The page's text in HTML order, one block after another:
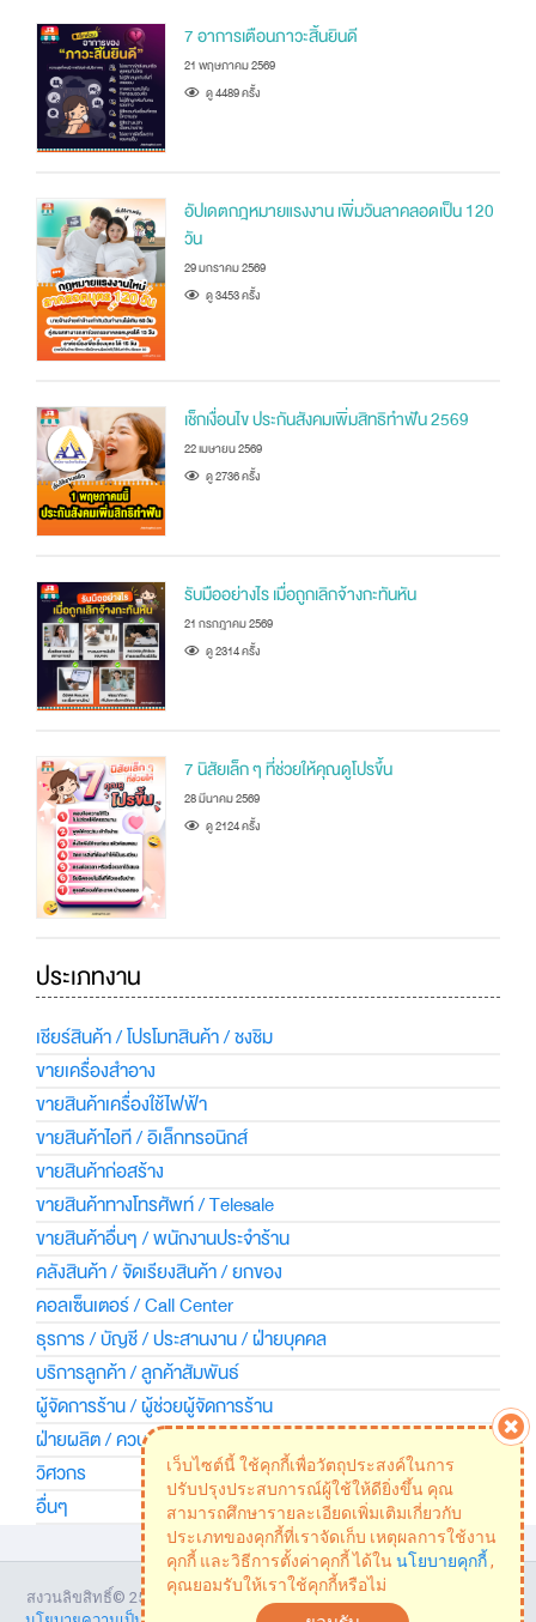
เว็บไซต์นี้ ใช้คุกกี้เพื่อวัตถุประสงค์ในการ
ปรับปรุงประสบการณ์ผู้ใช้ให้ดียิ่งขึ้น คุณ
สามารถศึกษารายละเอียดเพิ่มเติมเกี่ยวกับ
ประเภทของคุกกี้ที่เราจัดเก็บ เหตุผลการใช้งาน
คุกกี้ และวิธีการตั้งค่าคุกกี้ ได้ใน นโยบายคุกกี้,
คุณยอมรับให้เราใช้คุกกี้หรือไม่
7 อาการเตือนภาวะสิ้นยินดี
21 พฤษภาคม 2569
ดู 4489 ครัั้ง
อัปเดตกฎหมายแรงงาน เพิ่มวันลาคลอดเป็น 120
วัน
29 มกราคม 2569
ดู 3453 ครัั้ง
เช็กเงื่อนไข ประกันสังคมเพิ่มสิทธิทำฟัน 2569
22 เมษายน 2569
ดู 2736 ครัั้ง
รับมืออย่างไร เมื่อถูกเลิกจ้างกะทันหัน
21 กรกฎาคม 2569
ดู 2314 ครัั้ง
7 นิสัยเล็ก ๆ ที่ช่วยให้คุณดูโปรขึ้น
28 มีนาคม 2569
ดู 2124 ครัั้ง
ประเภทงาน
เชียร์สินค้า / โปรโมทสินค้า / ชงชิม
ขายเครื่องสำอาง
ขายสินค้าเครื่องใช้ไฟฟ้า
ขายสินค้าไอที / อิเล็กทรอนิกส์
ขายสินค้าก่อสร้าง
ขายสินค้าทางโทรศัพท์ / Telesale
ขายสินค้าอื่นๆ / พนักงานประจำร้าน
คลังสินค้า / จัดเรียงสินค้า / ยกของ
คอลเซ็นเตอร์ / Call Center
ธุรการ / บัญชี / ประสานงาน / ฝ่ายบุคคล
บริการลูกค้า / ลูกค้าสัมพันธ์
ผู้จัดการร้าน / ผู้ช่วยผู้จัดการร้าน
ฝ่ายผลิต / ควบคุมคุณภาพ / โรงงาน
วิศวกร
อื่นๆ
สงวนลิขสิทธิ์© 2569 JOBshopthai.com | Powered by